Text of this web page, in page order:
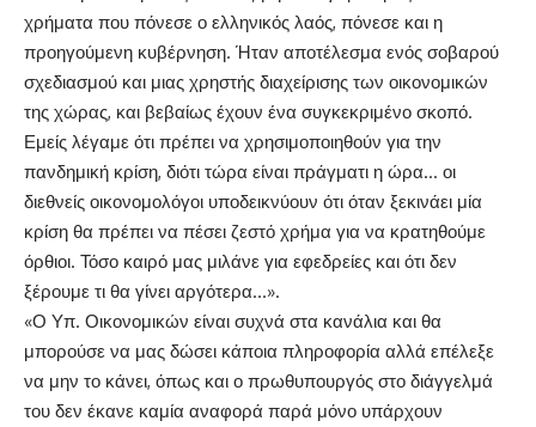
χρήματα που πόνεσε ο ελληνικός λαός, πόνεσε και η
προηγούμενη κυβέρνηση. Ήταν αποτέλεσμα ενός σοβαρού
σχεδιασμού και μιας χρηστής διαχείρισης των οικονομικών
της χώρας, και βεβαίως έχουν ένα συγκεκριμένο σκοπό.
Εμείς λέγαμε ότι πρέπει να χρησιμοποιηθούν για την
πανδημική κρίση, διότι τώρα είναι πράγματι η ώρα… οι
διεθνείς οικονομολόγοι υποδεικνύουν ότι όταν ξεκινάει μία
κρίση θα πρέπει να πέσει ζεστό χρήμα για να κρατηθούμε
όρθιοι. Τόσο καιρό μας μιλάνε για εφεδρείες και ότι δεν
ξέρουμε τι θα γίνει αργότερα…».
«Ο Υπ. Οικονομικών είναι συχνά στα κανάλια και θα
μπορούσε να μας δώσει κάποια πληροφορία αλλά επέλεξε
να μην το κάνει, όπως και ο πρωθυπουργός στο διάγγελμά
του δεν έκανε καμία αναφορά παρά μόνο υπάρχουν